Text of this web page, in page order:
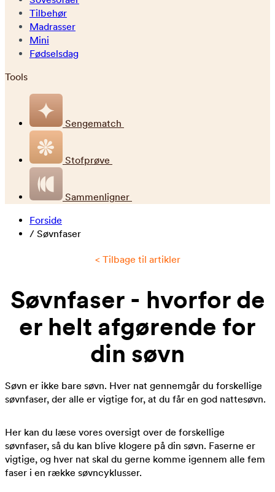
Tilbehør
Madrasser
Mini
Fødselsdag
Tools
Sengematch
Stofprøve
Sammenligner
Forside
/ Søvnfaser
< Tilbage til artikler
Søvnfaser - hvorfor de
er helt afgørende for
din søvn
Søvn er ikke bare søvn. Hver nat gennemgår du forskellige
søvnfaser, der alle er vigtige for, at du får en god nattesøvn.
Her kan du læse vores oversigt over de forskellige
søvnfaser, så du kan blive klogere på din søvn. Faserne er
vigtige, og hver nat skal du gerne komme igennem alle fem
faser i en række søvncyklusser.